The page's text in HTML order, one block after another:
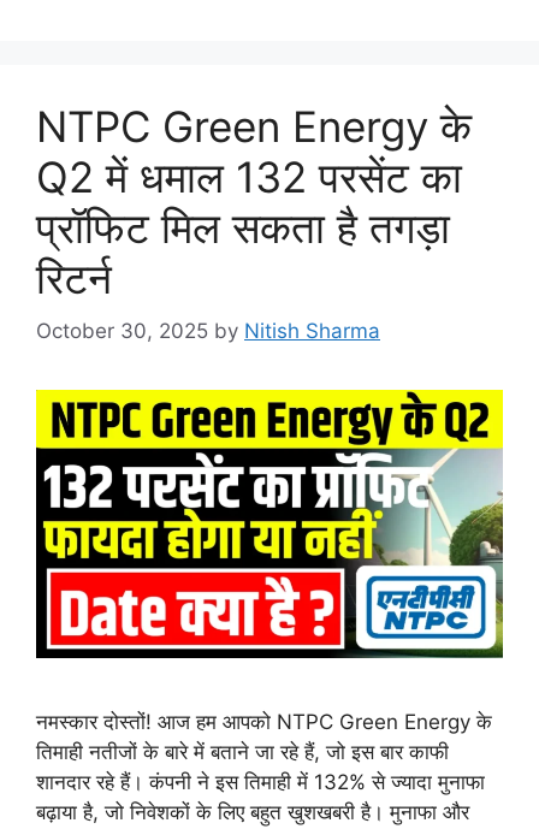
NTPC Green Energy के
Q2 में धमाल 132 परसेंट का
प्रॉफिट मिल सकता है तगड़ा
रिटर्न
October 30, 2025 by Nitish Sharma
नमस्कार दोस्तों! आज हम आपको NTPC Green Energy के
तिमाही नतीजों के बारे में बताने जा रहे हैं, जो इस बार काफी
शानदार रहे हैं। कंपनी ने इस तिमाही में 132% से ज्यादा मुनाफा
बढ़ाया है, जो निवेशकों के लिए बहुत खुशखबरी है। मुनाफा और